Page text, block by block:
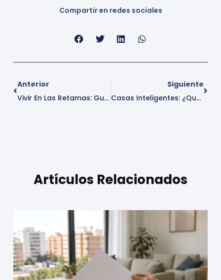
Compartir en redes sociales
Anterior
Vivir En Las Retamas: Guía Y Oportunidades Para Encontrar Tu Nuevo Hogar En Alcorcón
Siguiente
Casas Inteligentes: ¿qué Tecnología Aumenta El Valor De Tu Vivienda?
Artículos Relacionados